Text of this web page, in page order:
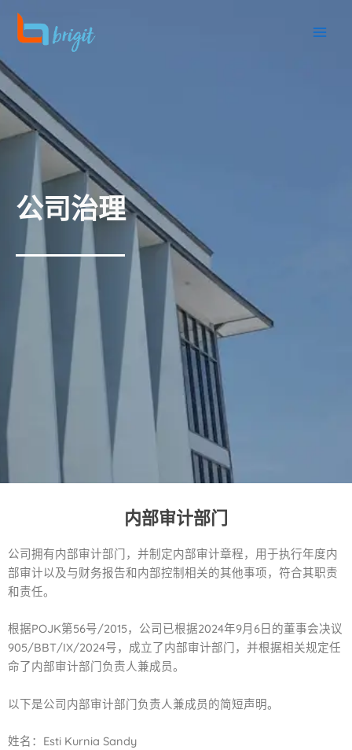
容
公司治理
内部审计部门
公司拥有内部审计部门，并制定内部审计章程，用于执行年度内
部审计以及与财务报告和内部控制相关的其他事项，符合其职责
和责任。
根据POJK第56号/2015，公司已根据2024年9月6日的董事会决议
905/BBT/IX/2024号，成立了内部审计部门，并根据相关规定任
命了内部审计部门负责人兼成员。
以下是公司内部审计部门负责人兼成员的简短声明。
姓名：Esti Kurnia Sandy